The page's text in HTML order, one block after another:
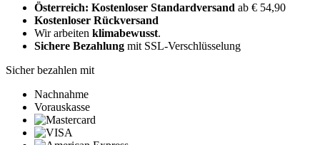
Österreich: Kostenloser Standardversand ab € 54,90
Kostenloser Rückversand
Wir arbeiten klimabewusst.
Sichere Bezahlung mit SSL-Verschlüsselung
Sicher bezahlen mit
Nachnahme
Vorauskasse